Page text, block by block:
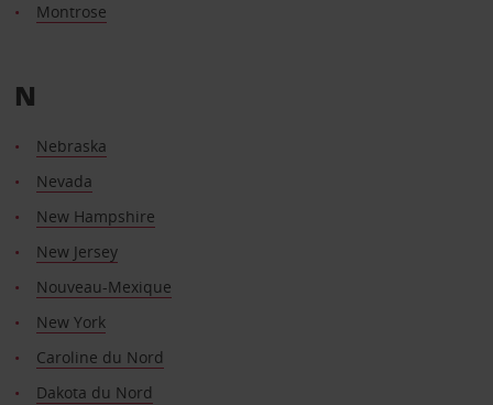
Montrose
N
Nebraska
Nevada
New Hampshire
New Jersey
Nouveau-Mexique
New York
Caroline du Nord
Dakota du Nord